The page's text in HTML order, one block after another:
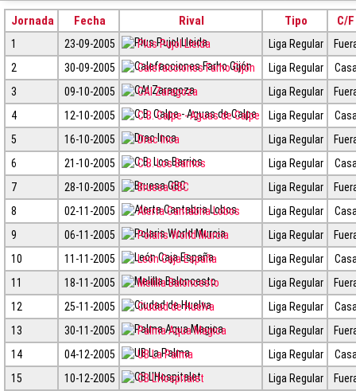
Jornada Fecha Rival Tipo C/F
1 23-09-2005 Plus Pujol Lleida Liga Regular
2
30-09-2005 Calefacciones Farho Gijón Liga Regular
3
09-10-2005 CAI Zaragoza Liga Regular
4
12-10-2005 C.B. Calpe - Aguas de Calpe Liga Regular
5
16-10-2005 Drac Inca Liga Regular
6
21-10-2005 C.B. Los Barrios Liga Regular
7
28-10-2005 Bruesa GBC Liga Regular
8
02-11-2005 Alerta Cantabria Lobos Liga Regular
9
06-11-2005 Polaris World Murcia Liga Regular
10
11-11-2005 León Caja España Liga Regular
11
18-11-2005 Melilla Baloncesto Liga Regular
12
25-11-2005 Ciudad de Huelva Liga Regular
13
30-11-2005 Palma Aqua Magica Liga Regular
14
04-12-2005 UB La Palma Liga Regular
15
10-12-2005 CB L'Hospitalet Liga Regular